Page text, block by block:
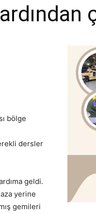
bölge
dersler
geldi.
yerine
gemileri